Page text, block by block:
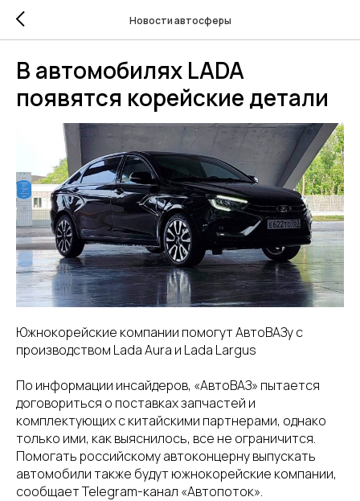
Новости автосферы
В автомобилях LADA
появятся корейские детали
Южнокорейские компании помогут АвтоВАЗу с
производством Lada Aura и Lada Largus
По информации инсайдеров, «АвтоВАЗ» пытается
договориться о поставках запчастей и
комплектующих с китайскими партнерами, однако
только ими, как выяснилось, все не ограничится.
Помогать российскому автоконцерну выпускать
автомобили также будут южнокорейские компании,
сообщает Telegram-канал «Автопоток».